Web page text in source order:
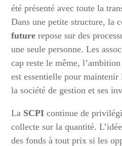
été présenté avec toute la
Dans une petite structure, la
future repose sur des
une seule personne. Les
cap reste le même,
est essentielle pour
la société de gestion et ses
La SCPI continue de
collecte sur la quantité.
des fonds à tout prix si les